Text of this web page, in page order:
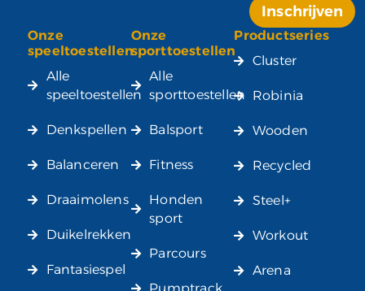
Inschrijven
Alternative:
Onze
speeltoestellen
Alle
speeltoestellen
Denkspellen
Balanceren
Draaimolens
Duikelrekken
Fantasiespel
Onze
sporttoestellen
Alle
sporttoestellen
Balsport
Fitness
Honden
sport
Parcours
Productseries
Cluster
Robinia
Wooden
Recycled
Steel+
Workout
Arena